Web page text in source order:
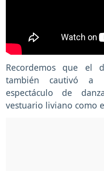
Recordemos que el
también cautivó a
espectáculo de
vestuario liviano como